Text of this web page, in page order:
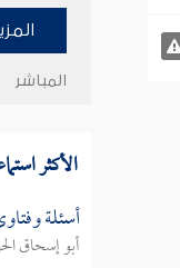
المباشر
الأكثر
أسئلة
أبو إسحاق